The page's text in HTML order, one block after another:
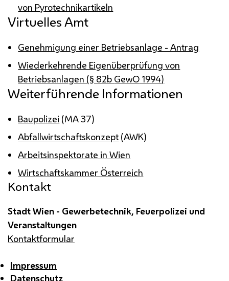
von Pyrotechnikartikeln
Virtuelles Amt
Genehmigung einer Betriebsanlage - Antrag
Wiederkehrende Eigenüberprüfung von
Betriebsanlagen (§ 82b GewO 1994)
Weiterführende Informationen
Baupolizei (MA37)
Abfallwirtschaftskonzept (AWK)
Arbeitsinspektorate in Wien
Wirtschaftskammer Österreich
Kontakt
Stadt Wien - Gewerbetechnik, Feuerpolizei und
Veranstaltungen
Kontaktformular
Impressum
Datenschutz